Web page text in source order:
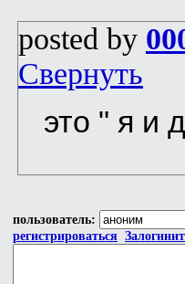
posted by
Свернуть
это " я и
пользователь:
регистрироваться